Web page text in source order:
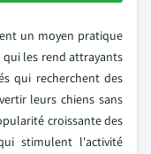
un moyen pratique
qui les rend attrayants
qui recherchent des
leurs chiens sans
croissante des
stimulent l'activité